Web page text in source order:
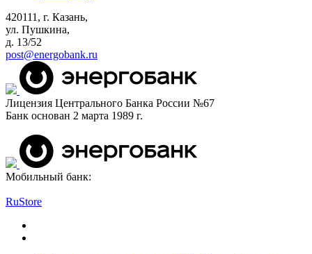
420111, г. Казань,
ул. Пушкина,
д. 13/52
post@energobank.ru
Лицензия Центрального Банка России №67
Банк основан 2 марта 1989 г.
Мобильный банк:
RuStore